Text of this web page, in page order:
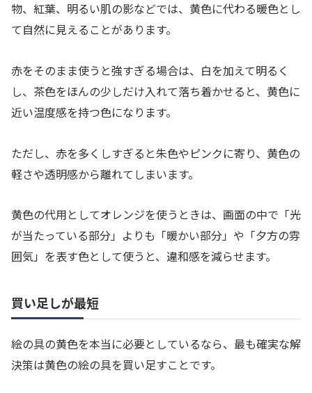
物、紅葉、明るい肌の影などでは、黄色に代わる暖色とし
て自然に見えることがあります。
赤をそのまま使うと強すぎる場合は、白を加えて明るく
し、茶色をほんの少しだけ入れて落ち着かせると、黄色に
近い温度感を持つ色になります。
ただし、赤を多くしすぎると朱色やピンクに寄り、黄色の
軽さや透明感から離れてしまいます。
黄色の代用としてオレンジを使うときは、画面の中で「光
が当たっている部分」よりも「暖かい部分」や「夕方の雰
囲気」を表す色として使うと、違和感を減らせます。
買い足しが最短
絵の具の黄色を本当に必要としているなら、最も確実な解
決策は黄色の絵の具を買い足すことです。